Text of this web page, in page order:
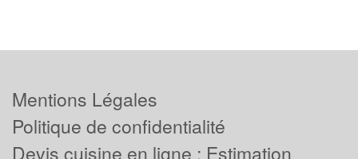
Mentions Légales
Politique de confidentialité
Devis cuisine en ligne : Estimation